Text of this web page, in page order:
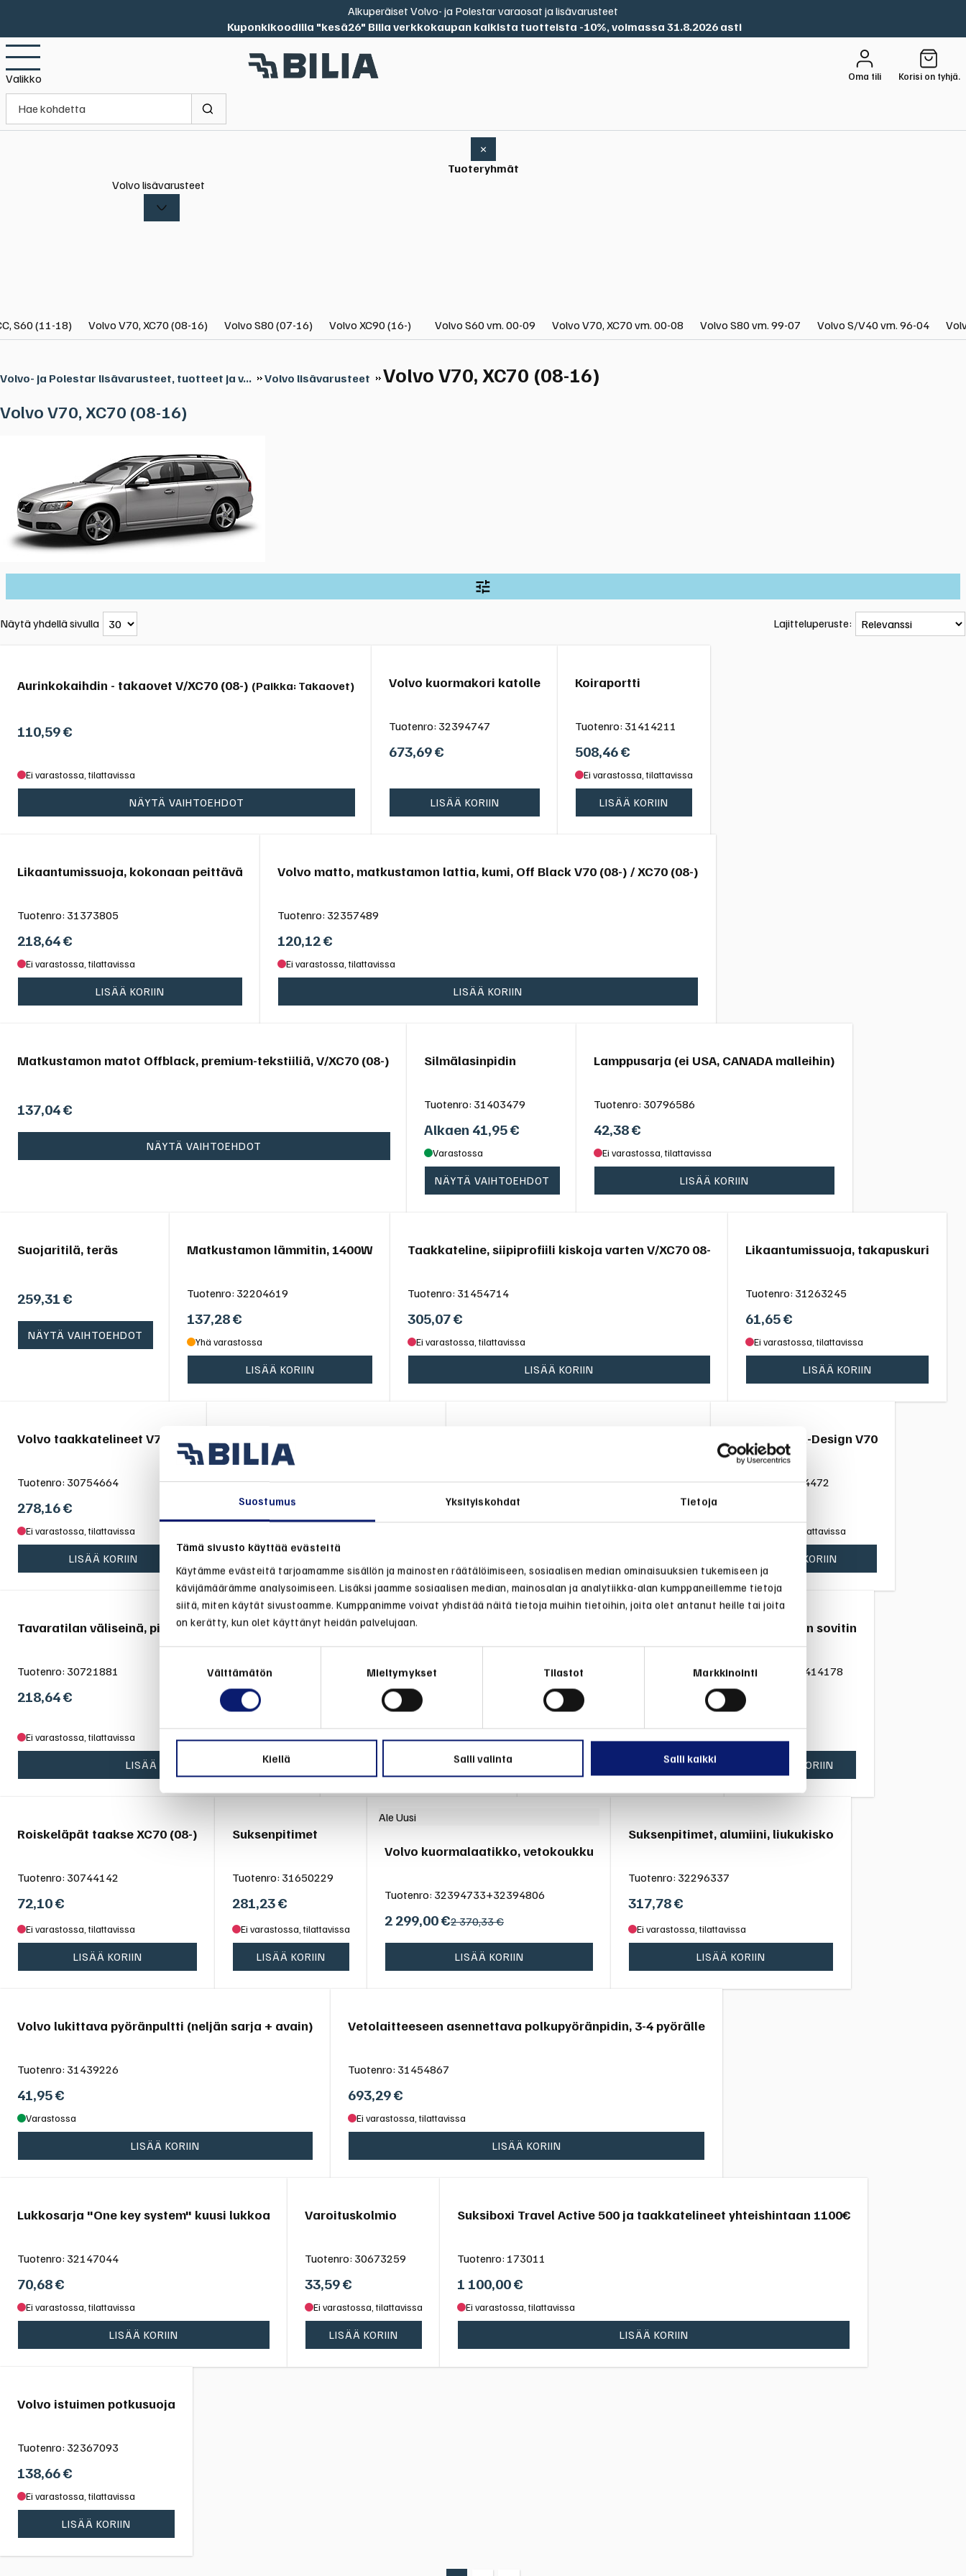
Suostumus Yksityiskohdat Tietoja
Tämä sivusto käyttää evästeitä
Käytämme evästeitä tarjoamamme sisällön ja mainosten räätälöimiseen, sosiaalisen median ominaisuuksien tukemiseen ja
kävijämäärämme analysoimiseen. Lisäksi jaamme sosiaalisen median, mainosalan ja analytiikka-alan kumppaneillemme tietoja
siitä, miten käytät sivustoamme. Kumppanimme voivat yhdistää näitä tietoja muihin tietoihin, joita olet antanut heille tai joita
on kerätty, kun olet käyttänyt heidän palvelujaan.
Välttämätön Mieltymykset Tilastot Markkinointi
Kiellä Salli valinta Salli kaikki
Alkuperäiset Volvo- ja Polestar varaosat ja lisävarusteet
Kuponkikoodilla "kesä26" Bilia verkkokaupan kaikista tuotteista -10%, voimassa 31.8.2026 asti
Valikko Oma tili Korisi on tyhjä.
×
Tuoteryhmät
Volvo lisävarusteet
S60 (11-18) Volvo V70, XC70 (08-16) Volvo S80 (07-16) Volvo XC90 (16-) Volvo S60 vm. 00-09 Volvo V70, XC70 vm. 00-08 Volvo S80 vm. 99-07 Volvo S/V40 vm. 96-04
Volvo- ja Polestar lisävarusteet, tuotteet ja v... Volvo lisävarusteet Volvo V70, XC70 (08-16)
Volvo V70, XC70 (08-16)
Näytä yhdellä sivulla Lajitteluperuste:
Aurinkokaihdin - takaovet V/XC70 (08-) (Paikka: Takaovet)
110,59€
Ei varastossa, tilattavissa
NÄYTÄ VAIHTOEHDOT
Volvo kuormakori katolle
Tuotenro: 32394747
673,69€
LISÄÄ KORIIN
Koiraportti
Tuotenro: 31414211
508,46€
Ei varastossa, tilattavissa
LISÄÄ KORIIN
Likaantumissuoja, kokonaan peittävä
Tuotenro: 31373805
218,64€
Ei varastossa, tilattavissa
LISÄÄ KORIIN
Volvo matto, matkustamon lattia, kumi, Off Black V70 (08-) / XC70 (08-)
Tuotenro: 32357489
120,12€
Ei varastossa, tilattavissa
LISÄÄ KORIIN
Matkustamon matot Offblack, premium-tekstiiliä, V/XC70 (08-)
137,04€
NÄYTÄ VAIHTOEHDOT
Silmälasinpidin
Tuotenro: 31403479
Alkaen 41,95€
Varastossa
NÄYTÄ VAIHTOEHDOT
Lamppusarja (ei USA, CANADA malleihin)
Tuotenro: 30796586
42,38€
Ei varastossa, tilattavissa
LISÄÄ KORIIN
Suojaritilä, teräs
259,31€
NÄYTÄ VAIHTOEHDOT
Matkustamon lämmitin, 1400W
Tuotenro: 32204619
137,28€
Yhä varastossa
LISÄÄ KORIIN
Taakkateline, siipiprofiili kiskoja varten V/XC70 08-
Tuotenro: 31454714
305,07€
Ei varastossa, tilattavissa
LISÄÄ KORIIN
Likaantumissuoja, takapuskuri
Tuotenro: 31263245
61,65€
Ei varastossa, tilattavissa
LISÄÄ KORIIN
Volvo taakkatelineet V70 08-
Tuotenro: 30754664
278,16€
Ei varastossa, tilattavissa
LISÄÄ KORIIN
Tuotenro:31470368
Alkaen 125,85
Tuotenro:30754506
317,46€
Mattosarja R-Design V70
Tuotenro:39834472
Ei varastossa, tilattavissa
LISÄÄ KORIIN
Tavaratilan väliseinä, pitkittäinen, V70/XC70 08-
Tuotenro: 30721881
218,64€
Ei varastossa, tilattavissa
LISÄÄ KORIIN
Ale
Suksiboxi Travel Active 500
Tuotenro:32296427
€1 016,91 €
Varastossa
Tuotenro:
72,10 €
Ei varastossa, tilattavissa
Vetokoukun sovitin
Tuotenro: 31414178
48,54
LISÄÄ KORIIN
Roiskeläpät taakse XC70 (08-)
Tuotenro: 30744142
72,10€
Ei varastossa, tilattavissa
LISÄÄ KORIIN
Suksenpitimet
Tuotenro: 31650229
281,23€
Ei varastossa, tilattavissa
LISÄÄ KORIIN
Ale Uusi
Volvo kuormalaatikko, vetokoukku
Tuotenro: 32394733+32394806
2 299,00€2 370,33 €
LISÄÄ KORIIN
Suksenpitimet, alumiini, liukukisko
Tuotenro: 32296337
317,78€
Ei varastossa, tilattavissa
LISÄÄ KORIIN
Volvo lukittava pyöränpultti (neljän sarja + avain)
Tuotenro: 31439226
41,95€
Varastossa
LISÄÄ KORIIN
Vetolaitteeseen asennettava polkupyöränpidin, 3-4 pyörälle
Tuotenro: 31454867
693,29€
Ei varastossa, tilattavissa
LISÄÄ KORIIN
Lukkosarja "One key system" kuusi lukkoa
Tuotenro: 32147044
70,68€
Ei varastossa, tilattavissa
LISÄÄ KORIIN
Varoituskolmio
Tuotenro: 30673259
33,59€
Ei varastossa, tilattavissa
LISÄÄ KORIIN
Suksiboxi Travel Active 500 ja taakkatelineet yhteishintaan 1100€
Tuotenro: 173011
1 100,00€
Ei varastossa, tilattavissa
LISÄÄ KORIIN
Volvo istuimen potkusuoja
Tuotenro: 32367093
138,66€
Ei varastossa, tilattavissa
LISÄÄ KORIIN